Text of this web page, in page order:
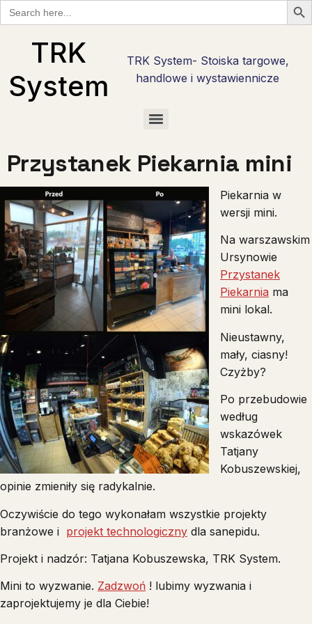
Search
for:
TRK
System
TRK System- Stoiska targowe,
handlowe i wystawiennicze
Przystanek Piekarnia mini
Piekarnia w
wersji mini.
Na warszawskim
Ursynowie
Przystanek
Piekarnia ma
mini lokal.
Nieustawny,
mały, ciasny!
Czyżby?
Po przebudowie
według
wskazówek
Tatjany
Kobuszewskiej,
opinie zmieniły się radykalnie.
Oczywiście do tego wykonałam wszystkie projekty
branżowe i projekt technologiczny dla sanepidu.
Projekt i nadzór: Tatjana Kobuszewska, TRK System.
Mini to wyzwanie. Zadzwoń ! lubimy wyzwania i
zaprojektujemy je dla Ciebie!